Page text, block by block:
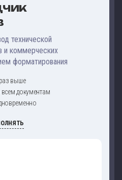
технической
и коммерческих
форматирования
выше
документам